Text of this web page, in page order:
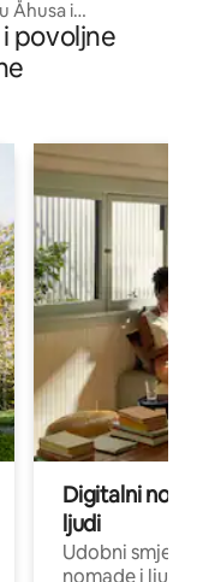
Åhusa i
povoljne
Digitalni
ljudi
Udobni
nomade i ljude